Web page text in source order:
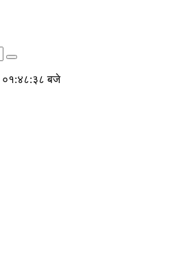
०१:४८:३८ बजे